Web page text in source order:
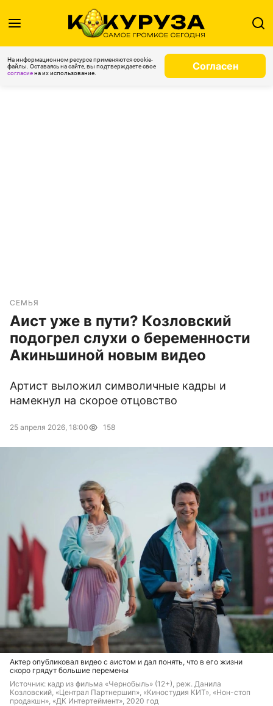
На информационном ресурсе применяются cookie-
файлы. Оставаясь на сайте, вы подтверждаете свое
согласиена их использование.
Согласен
СЕМЬЯ
Аист уже в пути? Козловский
подогрел слухи о беременности
Акиньшиной новым видео
Артист выложил символичные кадры и
намекнул на скорое отцовство
25 апреля 2026, 18:00 158
Актер опубликовал видео с аистом и дал понять, что в его жизни
скоро грядут большие перемены
Источник: кадр из фильма «Чернобыль» (12+), реж. Данила
Козловский, «Централ Партнершип», «Киностудия КИТ», «Нон-стоп
продакшн», «ДК Интертеймент», 2020 год